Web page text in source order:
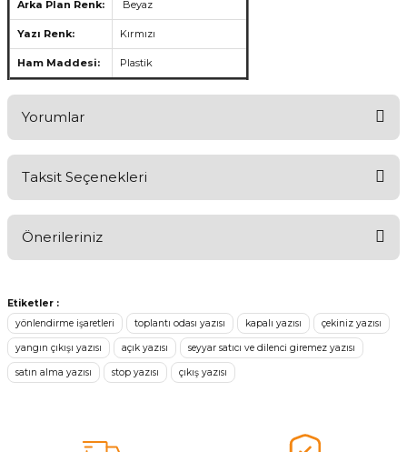
Arka Plan Renk: Beyaz
Yazı Renk: Kırmızı
Ham Maddesi: Plastik
Yorumlar
Taksit Seçenekleri
Önerileriniz
konularda yetersiz gördüğünüz noktaları öneri formunu kullanarak
tarafımıza iletebilirsiniz.
Görüş ve önerileriniz için teşekkür ederiz.
Ürün resmi kalitesiz, bozuk veya görüntülenemiyor.
Etiketler :
yönlendirme işaretleri
toplantı odası yazısı kapalı yazısı çekiniz yazısı
yangın çıkışı yazısı açık yazısı seyyar satıcı ve dilenci giremez yazısı
satın alma yazısı stop yazısı çıkış yazısı